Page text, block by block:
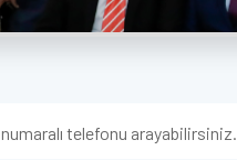
numaralı telefonu arayabilirsiniz.